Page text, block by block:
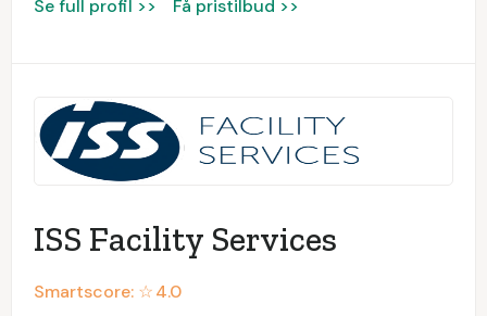
Se full profil >> Få pristilbud >>
ISS Facility Services
Smartscore: ☆4.0